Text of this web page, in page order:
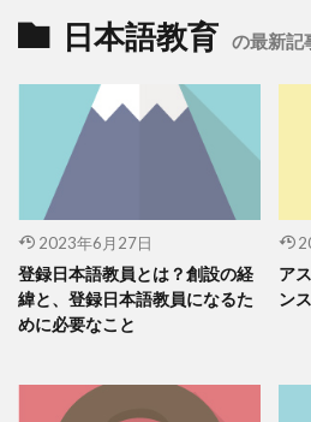
日本語教育 の最新記
2023年6月27日
登録日本語教員とは？創設の経
緯と、登録日本語教員になるた
めに必要なこと
ア
ン